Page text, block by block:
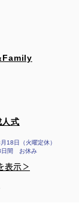
​Family
式
18日（火曜定休）
日間 お休み
表示＞